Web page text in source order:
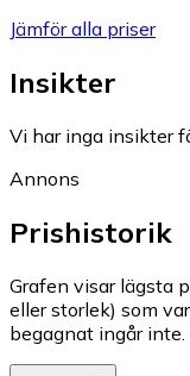
Jämför alla priser
Insikter
Vi har inga insikter
Annons
Prishistorik
Grafen visar lägsta
eller storlek) som
begagnat ingår inte.